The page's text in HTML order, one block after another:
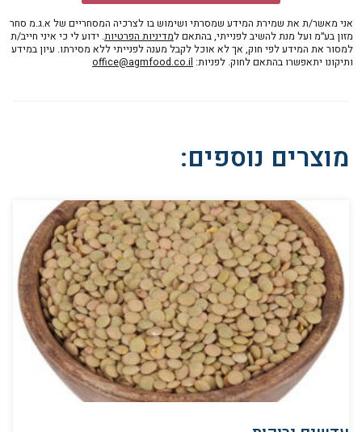
אני מאשר/ת את שמירת המידע שמסרתי ושימוש בו לצרכיה המסחריים של א.ג.מ סחר
מזון בע״מ ועל מנת להשיב לפנייתי, בהתאם למדיניות הפרטיות. ידוע לי כי איני חייב/ת
למסור את המידע לפי חוק, אך לא אוכל לקבל מענה לפנייתי ללא מסירתו. עיון במידע
ותיקונו יתאפשרו בהתאם לחוק. לפניות: office@agmfood.co.il
מוצרים נוספים: